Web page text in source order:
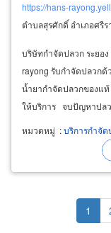
https://hans-
ตำบลสุรศักดิ์ อำเภอศรี
บริษัทกำจัดปลวก ระยอง
rayong รับกำจัดปลวก
น้ำยากำจัดปลวกของแ
ให้บริการ จบปัญหาปล
และบริเวณรอบบ้าน ใ
100% มี อย. ปลอดภัยต่
หมวดหมู่ :บริการกำจัด
Pagination
page
1